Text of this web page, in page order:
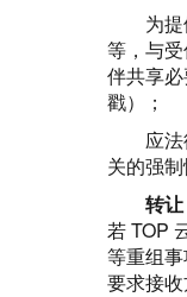
为
等，与
伴共享
戳）；
应
关的强制
转让
若 TOP
等重组
要求接收